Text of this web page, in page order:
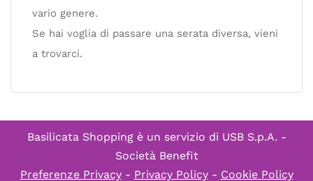
vario genere.
Se hai voglia di passare una serata diversa, vieni
a trovarci.
Basilicata Shopping è un servizio di USB S.p.A. -
Società Benefit
Preferenze Privacy- Privacy Policy- Cookie Policy